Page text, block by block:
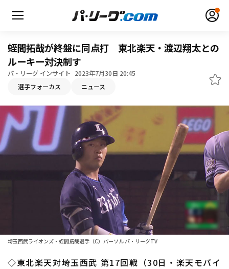
HOME
動画
順位表･成績
1軍公式戦
ファーム東地区
選手名鑑トップ
北海道日本ハムファイターズ
ニュース
蛭間拓哉が終盤に同点打 東北楽天・渡辺翔太との
ルーキー対決制す
パ・リーグ インサイト 2023年7月30日 20:45
選手フォーカス ニュース
埼玉西武ライオンズ・蛭間拓哉選手（C）パーソル パ・リーグTV
◇東北楽天対埼玉西武 第17回戦（30日・楽天モバイ